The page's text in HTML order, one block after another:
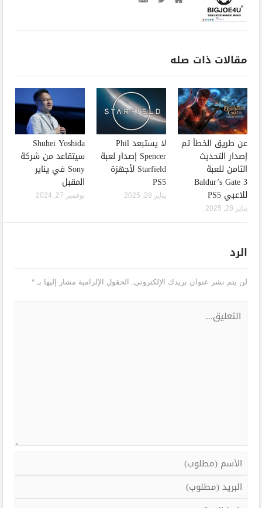
مقالات ذات صله
عن طريق الخطأ تم
إصدار التحديث
الثامن للعبة
Baldur’s Gate 3
للاعبي PS5
يناير 28, 2025
لا يستبعد Phil
Spencer إصدار لعبة
Starfield لأجهزة
PS5
يناير 28, 2025
Shuhei Yoshida
سيتقاعد من شركة
Sony في يناير
المقبل
نوفمبر 27, 2024
الرد
لن يتم نشر عنوان بريدك الإلكتروني. الحقول الإلزامية مشار إليها بـ*